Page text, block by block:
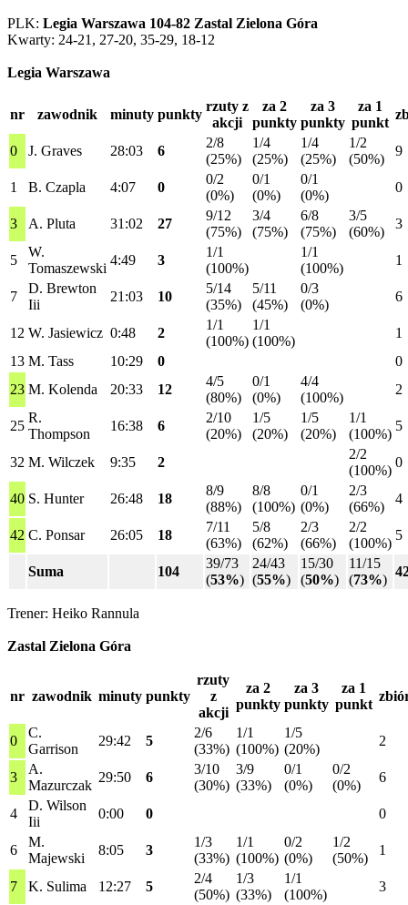
PLK: Legia Warszawa 104-82 Zastal Zielona Góra
Kwarty: 24-21, 27-20, 35-29, 18-12
Legia Warszawa
nr zawodnik minuty punkty
rzuty z
akcji
za 2
punkty
za 3
punkty
za 1
punkt
0 J. Graves 28:03 6
2/8
(25%)
1/4
(25%)
1/4
(25%)
1/2
(50%)
9
1 B. Czapla 4:07 0
0/2
(0%)
0/1
(0%)
0/1
(0%)
0
3 A. Pluta 31:02 27
9/12
(75%)
3/4
(75%)
6/8
(75%)
3/5
(60%)
3
5
W.
Tomaszewski
4:49 3
1/1
(100%)
1/1
(100%)
1
7
D. Brewton
Iii
21:03 10
5/14
(35%)
5/11
(45%)
0/3
(0%)
6
12 W. Jasiewicz 0:48 2
1/1
(100%)
1/1
(100%)
1
13 M. Tass 10:29 0
0
23 M. Kolenda 20:33 12
4/5
(80%)
0/1
(0%)
4/4
(100%)
2
25
R.
Thompson
16:38 6
2/10
(20%)
1/5
(20%)
1/5
(20%)
1/1
(100%)
5
32 M. Wilczek 9:35 2
2/2
(100%)
0
40 S. Hunter 26:48 18
8/9
(88%)
8/8
(100%)
0/1
(0%)
2/3
(66%)
4
42 C. Ponsar 26:05 18
7/11
(63%)
5/8
(62%)
2/3
(66%)
2/2
(100%)
5
Suma 104
39/73
(53%)
24/43
(55%)
15/30
(50%)
11/15
(73%)
Trener: Heiko Rannula
Zastal Zielona Góra
nr zawodnik minuty punkty
rzuty
z
akcji
za 2
punkty
za 3
punkty
za 1
punkt
0
C.
Garrison
29:42 5
2/6
(33%)
1/1
(100%)
1/5
(20%)
2
3
A.
Mazurczak
29:50 6
3/10
(30%)
3/9
(33%)
0/1
(0%)
0/2
(0%)
6
4
D. Wilson
Iii
0:00 0 0
6
M.
Majewski
8:05 3
1/3
(33%)
1/1
(100%)
0/2
(0%)
1/2
(50%)
1
7 K. Sulima 12:27 5
2/4
(50%)
1/3
(33%)
1/1
(100%)
3